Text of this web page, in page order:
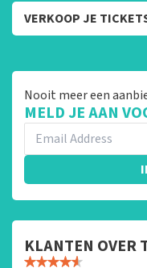
VERKOOP JE
Nooit meer een
MELD JE AAN
KLANTEN OVER